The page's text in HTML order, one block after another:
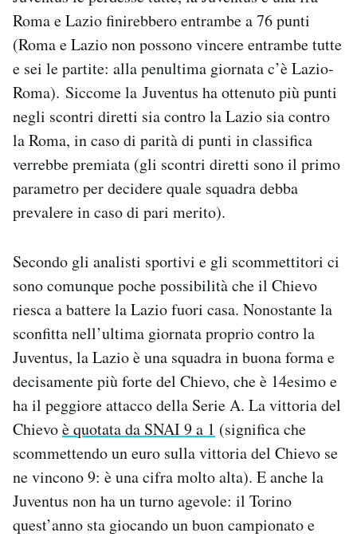
Roma e Lazio finirebbero entrambe a 76 punti
(Roma e Lazio non possono vincere entrambe tutte
e sei le partite: alla penultima giornata c’è Lazio-
Roma). Siccome la Juventus ha ottenuto più punti
negli scontri diretti sia contro la Lazio sia contro
la Roma, in caso di parità di punti in classifica
verrebbe premiata (gli scontri diretti sono il primo
parametro per decidere quale squadra debba
prevalere in caso di pari merito).
Secondo gli analisti sportivi e gli scommettitori ci
sono comunque poche possibilità che il Chievo
riesca a battere la Lazio fuori casa. Nonostante la
sconfitta nell’ultima giornata proprio contro la
Juventus, la Lazio è una squadra in buona forma e
decisamente più forte del Chievo, che è 14esimo e
ha il peggiore attacco della Serie A. La vittoria del
Chievoè quotata da SNAI 9 a 1 (significa che
scommettendo un euro sulla vittoria del Chievo se
ne vincono 9: è una cifra molto alta). E anche la
Juventus non ha un turno agevole: il Torino
quest’anno sta giocando un buon campionato e